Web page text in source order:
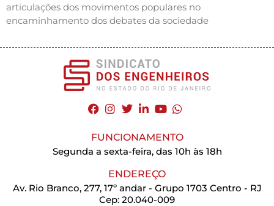
articulações dos movimentos populares no
encaminhamento dos debates da sociedade
FUNCIONAMENTO
Segunda a sexta-feira, das 10h às 18h
ENDEREÇO
Av. Rio Branco, 277, 17º andar - Grupo 1703 Centro - RJ
Cep: 20.040-009